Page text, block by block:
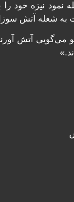
نيزه خود
به شعله آتش
می‌گويی آتش